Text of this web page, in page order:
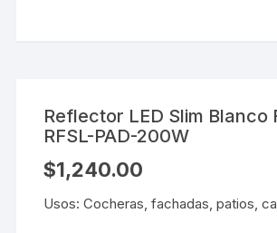
Reflector LED Slim Blanco
RFSL-PAD-200W
$1,240.00
Usos: Cocheras, fachadas, patios,